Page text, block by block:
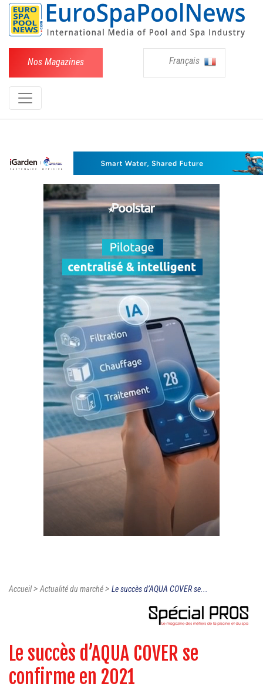
Nos Magazines Français
Accueil>Actualité du marché> Le succès d’AQUA COVER se...
Le succès d’AQUA COVER se
confirme en 2021